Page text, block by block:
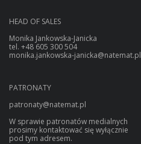
HEAD OF SALES
Monika Jankowska-Janicka
tel. +48 605 300 504
monika.jankowska-janicka@natemat.pl
PATRONATY
patronaty@natemat.pl
W sprawie patronatów medialnych
prosimy kontaktować się wyłącznie
pod tym adresem.